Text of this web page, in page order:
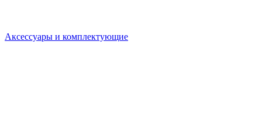
Аксессуары и комплектующие